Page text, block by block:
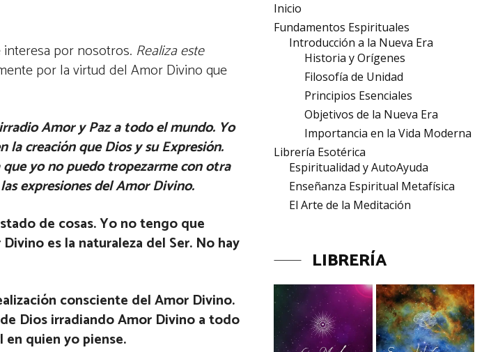
interesa por nosotros. Realiza este
por la virtud del Amor Divino que
Amor y Paz a todo el mundo. Yo
creación que Dios y su Expresión.
yo no puedo tropezarme con otra
expresiones del Amor Divino.
de cosas. Yo no tengo que
es la naturaleza del Ser. No hay
consciente del Amor Divino.
Dios irradiando Amor Divino a todo
quien yo piense.
Inicio
Fundamentos Espirituales
Introducción a la Nueva Era
Historia y Orígenes
Filosofía de Unidad
Principios Esenciales
Objetivos de la Nueva Era
Importancia en la Vida Moderna
Librería Esotérica
Espiritualidad y AutoAyuda
Enseñanza Espiritual Metafísica
El Arte de la Meditación
LIBRERÍA